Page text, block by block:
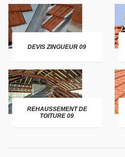
DEVIS ZINGUEUR 09
REHAUSSEMENT DE
TOITURE 09